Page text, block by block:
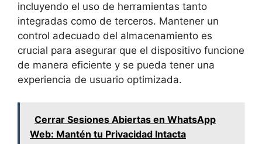
incluyendo el uso de herramientas tanto
integradas como de terceros. Mantener un
control adecuado del almacenamiento es
crucial para asegurar que el dispositivo funcione
de manera eficiente y se pueda tener una
experiencia de usuario optimizada.
Cerrar Sesiones Abiertas en WhatsApp
Web: Mantén tu Privacidad Intacta